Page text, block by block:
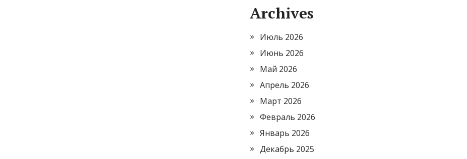
Archives
Июль 2026
Июнь 2026
Май 2026
Апрель 2026
Март 2026
Февраль 2026
Январь 2026
Декабрь 2025